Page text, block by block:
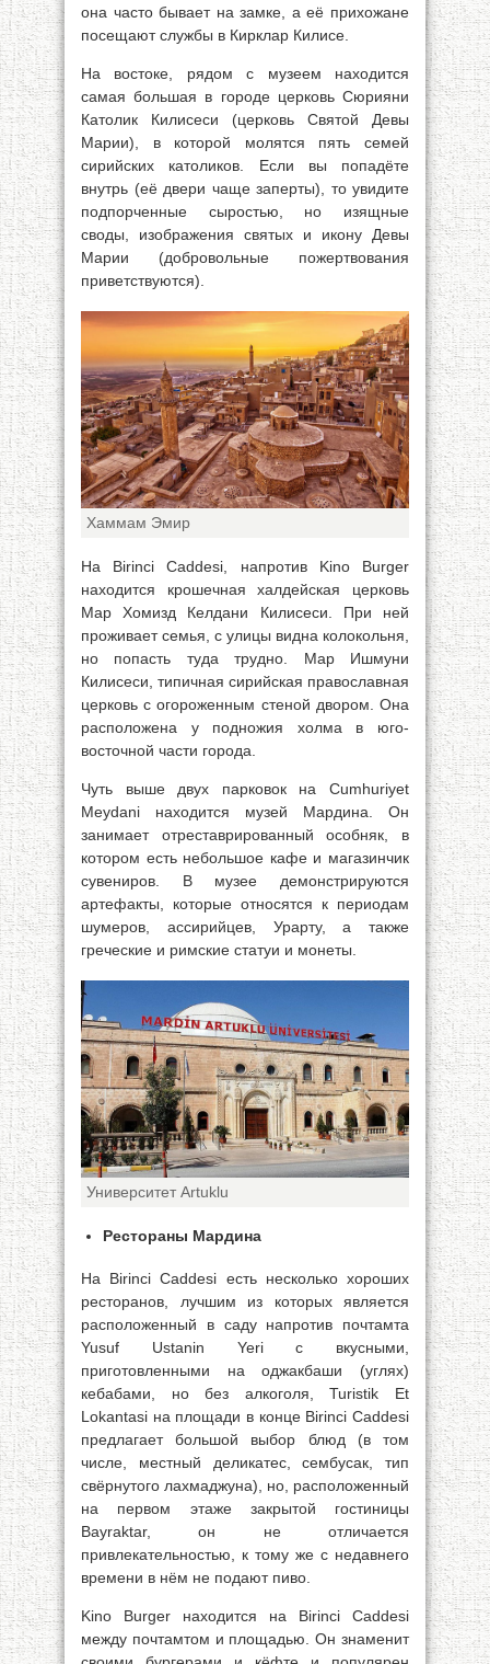
она часто бывает на замке, а её прихожане
посещают службы в Кирклар Килисе.
На востоке, рядом с музеем находится
самая большая в городе церковь Сюрияни
Католик Килисеси (церковь Святой Девы
Марии), в которой молятся пять семей
сирийских католиков. Если вы попадёте
внутрь (её двери чаще заперты), то увидите
подпорченные сыростью, но изящные
своды, изображения святых и икону Девы
Марии (добровольные пожертвования
приветствуются).
Хаммам Эмир
Ha Birinci Caddesi, напротив Kino Burger
находится крошечная халдейская церковь
Мар Хомизд Келдани Килисеси. При ней
проживает семья, с улицы видна колокольня,
но попасть туда трудно. Мар Ишмуни
Килисеси, типичная сирийская православная
церковь с огороженным стеной двором. Она
расположена у подножия холма в юго-
восточной части города.
Чуть выше двух парковок на Cumhuriyet
Meydani находится музей Мардина. Он
занимает отреставрированный особняк, в
котором есть небольшое кафе и магазинчик
сувениров. В музее демонстрируются
артефакты, которые относятся к периодам
шумеров, ассирийцев, Урарту, а также
греческие и римские статуи и монеты.
Университет Artuklu
Рестораны Мардина
На Birinci Caddesi есть несколько хороших
ресторанов, лучшим из которых является
расположенный в саду напротив почтамта
Yusuf Ustanin Yeri с вкусными,
приготовленными на оджакбаши (углях)
кебабами, но без алкоголя, Turistik Et
Lokantasi на площади в конце Birinci Caddesi
предлагает большой выбор блюд (в том
числе, местный деликатес, сембусак, тип
свёрнутого лахмаджуна), но, расположенный
на первом этаже закрытой гостиницы
Bayraktar, он не отличается
привлекательностью, к тому же с недавнего
времени в нём не подают пиво.
Kino Burger находится на Birinci Caddesi
между почтамтом и площадью. Он знаменит